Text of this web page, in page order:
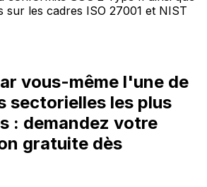
sur les cadres ISO 27001 et NIST
vous-même l'une de
sectorielles les plus
: demandez votre
gratuite dès